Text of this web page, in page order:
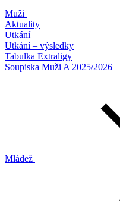
Muži
Aktuality
Utkání
Utkání – výsledky
Tabulka Extraligy
Soupiska Muži A 2025/2026
Mládež